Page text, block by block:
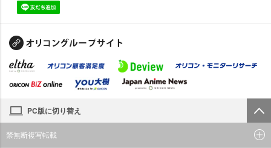
PC版に切り替え
禁無断複写転載